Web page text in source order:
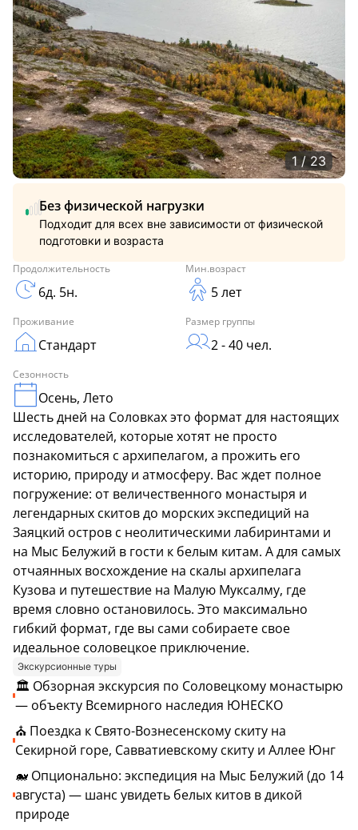
1 / 23
Продолжительность
6д. 5н.
Мин.возраст
5 лет
Проживание
Стандарт
Размер группы
2 - 40 чел.
Сезонность
Осень, Лето
Без физической нагрузки
Подходит для всех вне зависимости от физической
подготовки и возраста
Шесть дней на Соловках это формат для настоящих
исследователей, которые хотят не просто
познакомиться с архипелагом, а прожить его
историю, природу и атмосферу. Вас ждет полное
погружение: от величественного монастыря и
легендарных скитов до морских экспедиций на
Заяцкий остров с неолитическими лабиринтами и
на Мыс Белужий в гости к белым китам. А для самых
отчаянных восхождение на скалы архипелага
Кузова и путешествие на Малую Муксалму, где
время словно остановилось. Это максимально
гибкий формат, где вы сами собираете свое
идеальное соловецкое приключение.
Экскурсионные туры
🏛️ Обзорная экскурсия по Соловецкому монастырю
— объекту Всемирного наследия ЮНЕСКО
⛪ Поездка к Свято-Вознесенскому скиту на
Секирной горе, Савватиевскому скиту и Аллее Юнг
🐋 Опционально: экспедиция на Мыс Белужий (до 14
августа) — шанс увидеть белых китов в дикой
природе